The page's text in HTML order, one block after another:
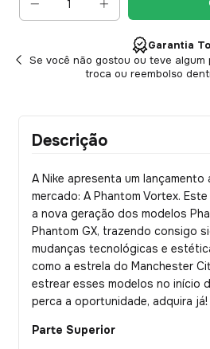
Garantia
Se você não gostou ou teve algum
troca ou reembolso
Descrição
A Nike apresenta um
mercado: A Phantom Vortex.
a nova geração dos modelos
Phantom GX, trazendo consigo
mudanças tecnológicas e
como a estrela do Manchester
estrear esses modelos no início
perca a oportunidade, adquira já!
Parte Superior